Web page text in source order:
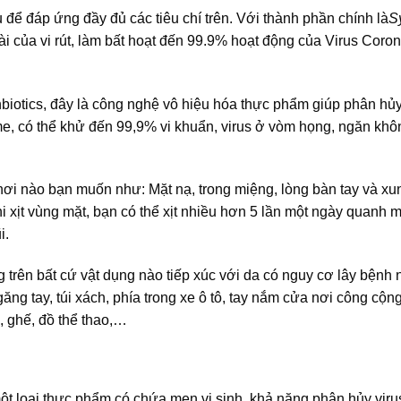
đáp ứng đầy đủ các tiêu chí trên. Với thành phần chính là
của vi rút, làm bất hoạt đến 99.9% hoạt động của Virus
đây là công nghệ vô hiệu hóa thực phẩm giúp phân
có thể khử đến 99,9% vi khuẩn, virus ở vòm họng, ngăn
nào bạn muốn như: Mặt nạ, trong miệng, lòng bàn tay và
xịt vùng mặt, bạn có thể xịt nhiều hơn 5 lần một ngày quanh
trên bất cứ vật dụng nào tiếp xúc với da có nguy cơ lây bệnh
tay, túi xách, phía trong xe ô tô, tay nắm cửa nơi công
ghế, đồ thể thao,…